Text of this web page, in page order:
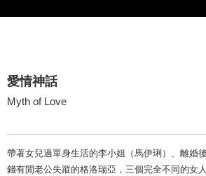
愛情神話
Myth of Love
帶著女兒過單身生活的李小姐（馬伊琍）、離婚
錢有閒老公失蹤的格洛瑞亞，三個完全不同的女